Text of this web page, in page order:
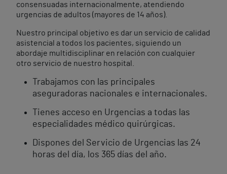
consensuadas internacionalmente, atendiendo
urgencias de adultos (mayores de 14 años).
Nuestro principal objetivo es dar un servicio de calidad
asistencial a todos los pacientes, siguiendo un
abordaje multidisciplinar en relación con cualquier
otro servicio de nuestro hospital.
Trabajamos con las principales
aseguradoras nacionales e internacionales.
Tienes acceso en Urgencias a todas las
especialidades médico quirúrgicas.
Dispones del Servicio de Urgencias las 24
horas del día, los 365 días del año.